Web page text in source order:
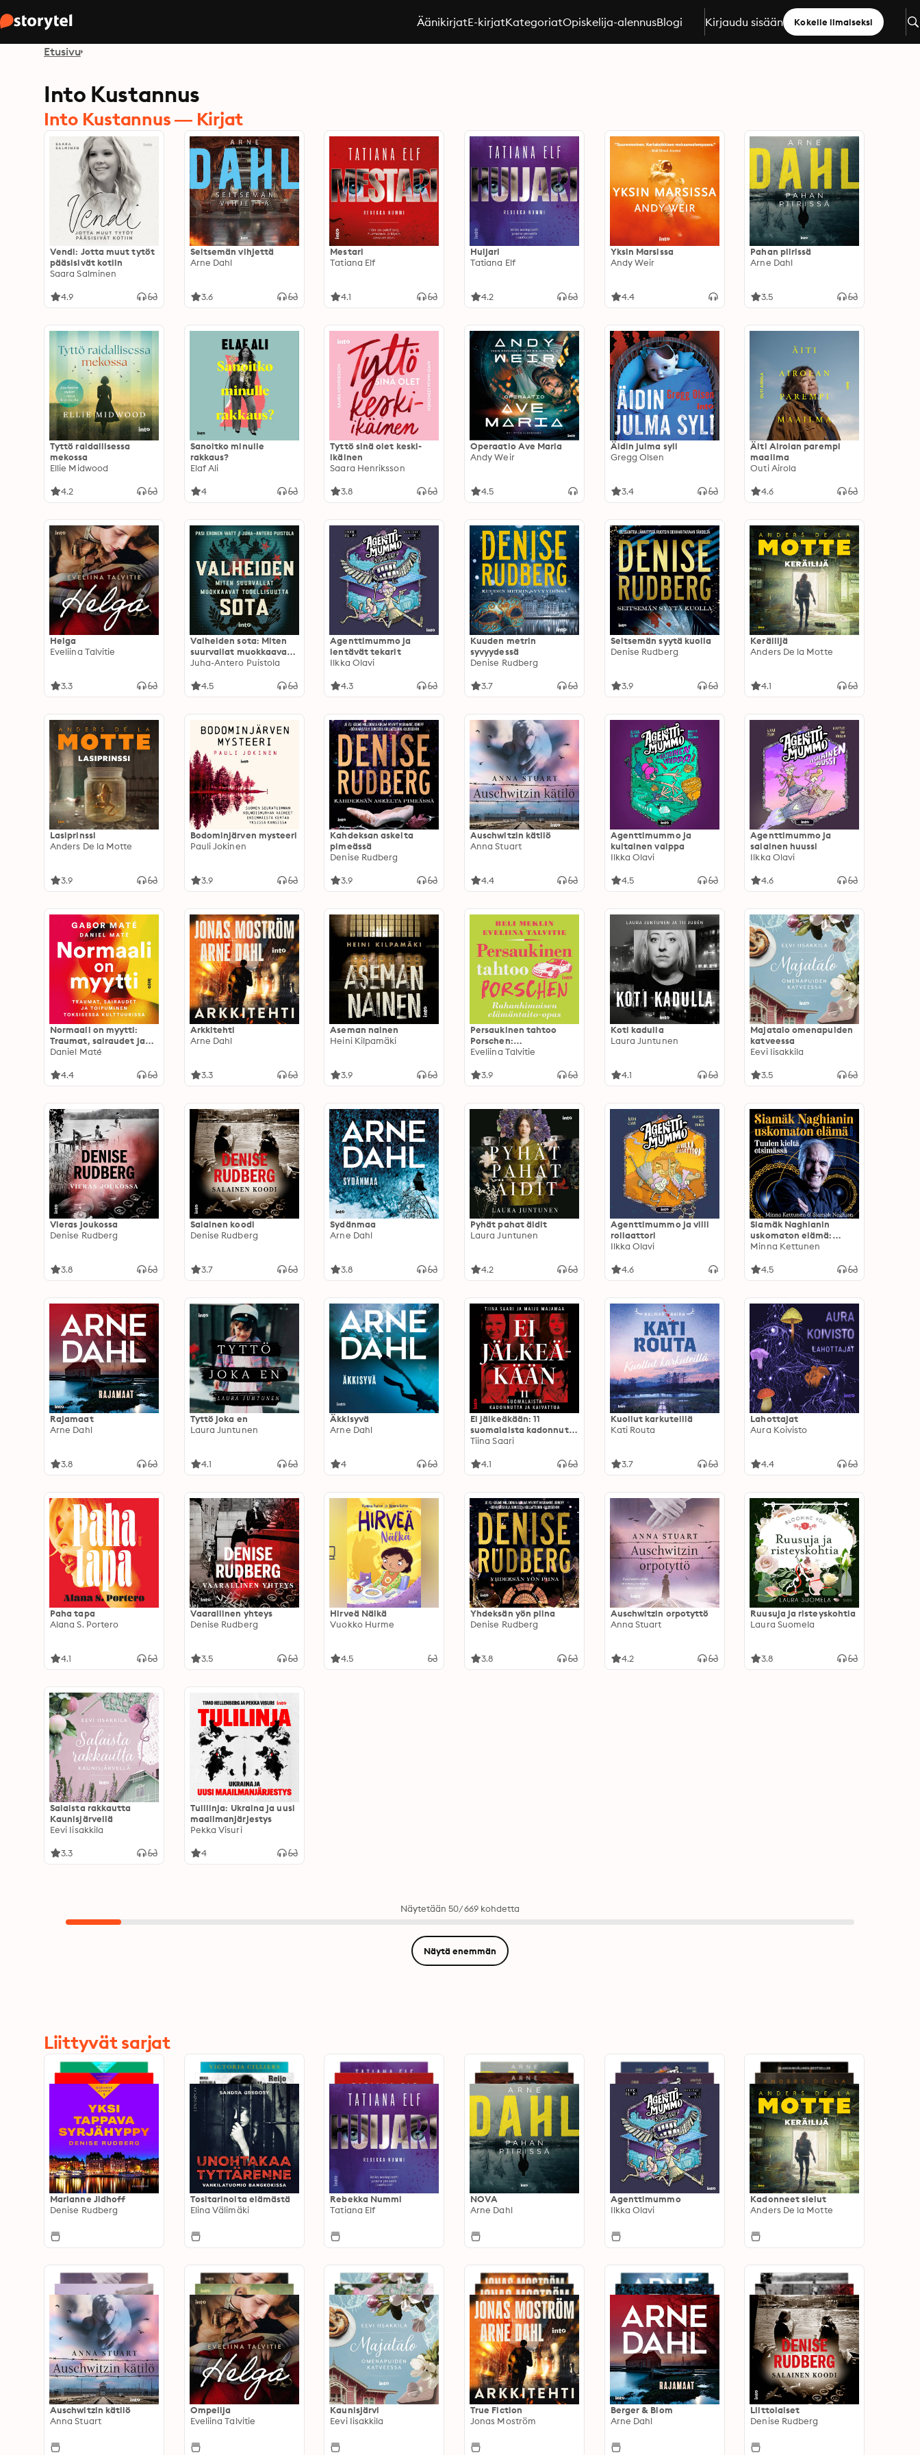
ÄänikirjatE-kirjatKategoriatOpiskelija-alennusBlogi Kirjaudu sisään Kokeile ilmaiseksi
Etusivu
Into Kustannus
Into Kustannus — Kirjat
Vendi: Jotta muut tytöt
pääsisivät kotiin
Saara Salminen
4.9
Seitsemän vihjettä
Arne Dahl
3.6
Mestari
Tatiana Elf
4.1
Huijari
Tatiana Elf
4.2
Yksin Marsissa
Andy Weir
4.4
Pahan piirissä
Arne Dahl
3.5
Tyttö raidallisessa
mekossa
Ellie Midwood
4.2
Sanoitko minulle
rakkaus?
Elaf Ali
4
Tyttö sinä olet keski-
ikäinen
Saara Henriksson
3.8
Operaatio Ave Maria
Andy Weir
4.5
Äidin julma syli
Gregg Olsen
3.4
Äiti Airolan parempi
maailma
Outi Airola
4.6
Helga
Eveliina Talvitie
3.3
Valheiden sota: Miten
suurvallat muokkaavat
todellisuutta
Juha-Antero Puistola
4.5
Agenttimummo ja
lentävät tekarit
Ilkka Olavi
4.3
Kuuden metrin
syvyydessä
Denise Rudberg
3.7
Seitsemän syytä kuolla
Denise Rudberg
3.9
Keräilijä
Anders De la Motte
4.1
Lasiprinssi
Anders De la Motte
3.9
Bodominjärven mysteeri
Pauli Jokinen
3.9
Kahdeksan askelta
pimeässä
Denise Rudberg
3.9
Auschwitzin kätilö
Anna Stuart
4.4
Agenttimummo ja
kultainen vaippa
Ilkka Olavi
4.5
Agenttimummo ja
salainen huussi
Ilkka Olavi
4.6
Normaali on myytti:
Traumat, sairaudet ja
toipuminen toksisessa
Daniel Maté
4.4
Arkkitehti
Arne Dahl
3.3
Aseman nainen
Heini Kilpamäki
3.9
Persaukinen tahtoo
Porschen:
Rahanhimoisen
Eveliina Talvitie
3.9
Koti kadulla
Laura Juntunen
4.1
Majatalo omenapuiden
katveessa
Eevi Iisakkila
3.5
Vieras joukossa
Denise Rudberg
3.8
Salainen koodi
Denise Rudberg
3.7
Sydänmaa
Arne Dahl
3.8
Pyhät pahat äidit
Laura Juntunen
4.2
Agenttimummo ja villi
rollaattori
Ilkka Olavi
4.6
Siamäk Naghianin
uskomaton elämä:
Tuulen kieltä etsimässä
Minna Kettunen
4.5
Rajamaat
Arne Dahl
3.8
Tyttö joka en
Laura Juntunen
4.1
Äkkisyvä
Arne Dahl
4
Ei jälkeäkään: 11
suomalaista kadonnutta
ja kaivattua
Tiina Saari
4.1
Kuollut karkuteillä
Kati Routa
3.7
Lahottajat
Aura Koivisto
4.4
Paha tapa
Alana S. Portero
4.1
Vaarallinen yhteys
Denise Rudberg
3.5
Hirveä Nälkä
Vuokko Hurme
4.5
Yhdeksän yön piina
Denise Rudberg
3.8
Auschwitzin orpotyttö
Anna Stuart
4.2
Ruusuja ja risteyskohtia
Laura Suomela
3.8
Salaista rakkautta
Kaunisjärvellä
Eevi Iisakkila
3.3
Tulilinja: Ukraina ja uusi
maailmanjärjestys
Pekka Visuri
4
Näytetään 50/669 kohdetta
Näytä enemmän
Liittyvät sarjat
Marianne Jidhoff
Denise Rudberg
Tositarinoita elämästä
Elina Välimäki
Rebekka Nummi
Tatiana Elf
NOVA
Arne Dahl
Agenttimummo
Ilkka Olavi
Kadonneet sielut
Anders De la Motte
Auschwitzin kätilö
Anna Stuart
Ompelija
Eveliina Talvitie
Kaunisjärvi
Eevi Iisakkila
True Fiction
Jonas Moström
Berger & Blom
Arne Dahl
Liittolaiset
Denise Rudberg